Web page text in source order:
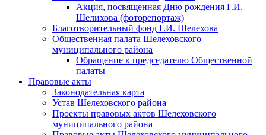
Акция, посвященная Дню рождения Г.И.
Шелихова (фоторепортаж)
Благотворительный фонд Г.И. Шелехова
Общественная палата Шелеховского
муниципального района
Обращение к председателю Общественной
палаты
Правовые акты
Законодательная карта
Устав Шелеховского района
Проекты правовых актов Шелеховского
муниципального района